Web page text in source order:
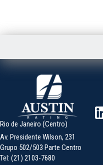
Rio de Janeiro (Centro)
Av. Presidente Wilson, 231
Grupo 502/503 Parte Centro
Tel: (21) 2103-7680